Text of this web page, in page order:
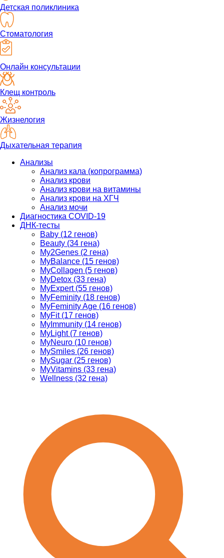
Детская поликлиника
Стоматология
Онлайн консультации
Клещ контроль
Жизнелогия
Дыхательная терапия
Анализы
Анализ кала (копрограмма)
Анализ крови
Анализ крови на витамины
Анализ крови на ХГЧ
Анализ мочи
Диагностика COVID-19
ДНК-тесты
Baby (12 генов)
Beauty (34 гена)
My2Genes (2 гена)
MyBalance (15 генов)
MyCollagen (5 генов)
MyDetox (33 гена)
MyExpert (55 генов)
MyFeminity (18 генов)
MyFeminity Age (16 генов)
MyFit (17 генов)
MyImmunity (14 генов)
MyLight (7 генов)
MyNeuro (10 генов)
MySmiles (26 генов)
MySugar (25 генов)
MyVitamins (33 гена)
Wellness (32 гена)